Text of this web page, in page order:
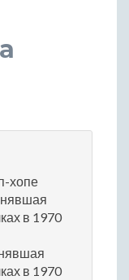
хопе
в 1970
в 1970